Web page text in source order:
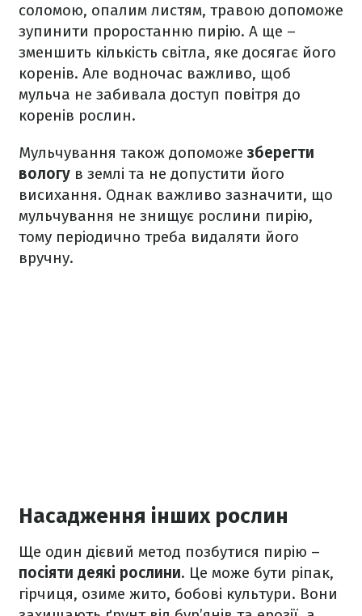
соломою, опалим листям, травою допоможе
зупинити проростанню пирію. А ще –
зменшить кількість світла, яке досягає його
коренів. Але водночас важливо, щоб
мульча не забивала доступ повітря до
коренів рослин.
Мульчування також допоможезберегти
вологу в землі та не допустити його
висихання. Однак важливо зазначити, що
мульчування не знищує рослини пирію,
тому періодично треба видаляти його
вручну.
Насадження інших рослин
Ще один дієвий метод позбутися пирію –
посіяти деякі рослини. Це може бути ріпак,
гірчиця, озиме жито, бобові культури. Вони